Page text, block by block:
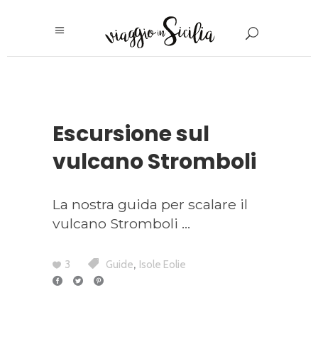
Escursione sul
vulcano Stromboli
La nostra guida per scalare il
vulcano Stromboli
3 Guide, Isole Eolie